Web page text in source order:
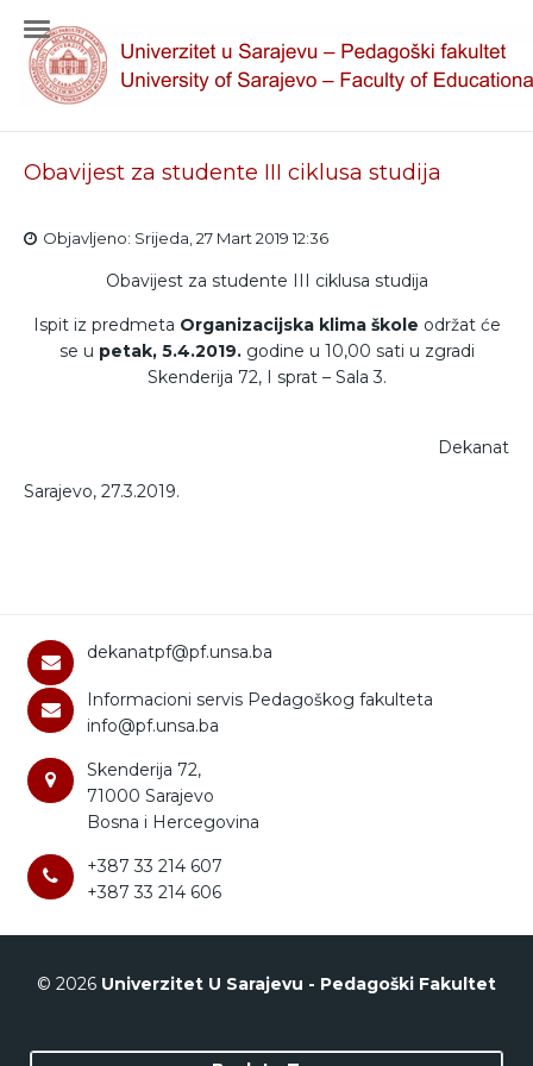
Obavijest za studente III ciklusa studija
Objavljeno: Srijeda, 27 Mart 2019 12:36
Obavijest za studente III ciklusa studija
Ispit iz predmeta Organizacijska klima škole održat će
se u petak, 5.4.2019.godine u 10,00 sati u zgradi
Skenderija 72, I sprat – Sala 3.
Dekanat
Sarajevo, 27.3.2019.
dekanatpf@pf.unsa.ba
Informacioni servis Pedagoškog fakulteta
info@pf.unsa.ba
Skenderija 72,
71000 Sarajevo
Bosna i Hercegovina
+387 33 214 607
+387 33 214 606
© 2026 Univerzitet U Sarajevu - Pedagoški Fakultet